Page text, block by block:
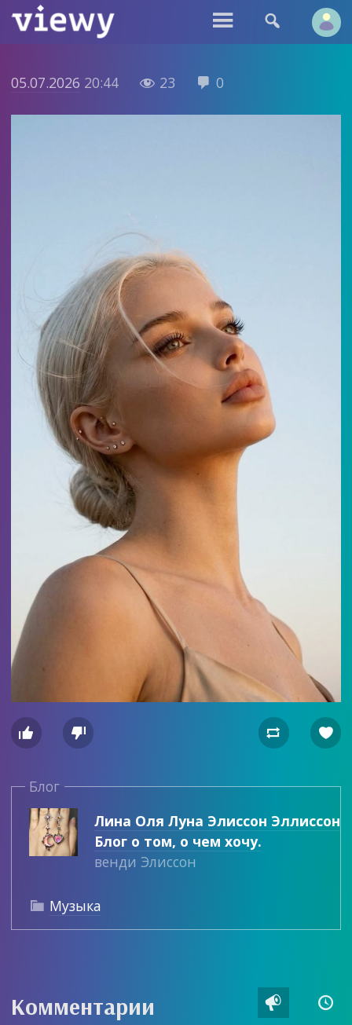
 
05.07.2026 20:44  23  0
   
Блог
Лина Оля Луна Элиссон Эллиссон
Блог о том, о чем хочу.
венди Элиссон
 Музыка
Комментарии  